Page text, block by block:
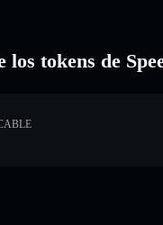
los tokens de